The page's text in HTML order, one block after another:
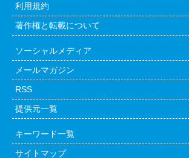
利用規約
著作権と転載について
ソーシャルメディア
メールマガジン
RSS
提供元一覧
キーワード一覧
サイトマップ